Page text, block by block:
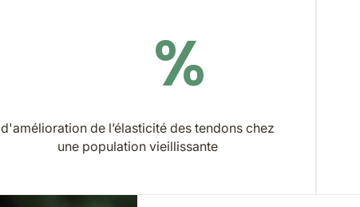
%
d'amélioration de l’élasticité des tendons chez
une population vieillissante